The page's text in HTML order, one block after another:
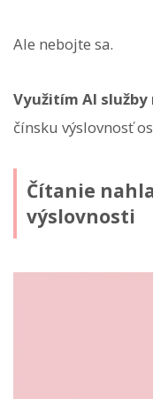
Ale nebojte sa.
Využitím AI
čínsku výslovnosť
Čítanie
výslovnosti